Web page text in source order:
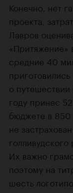
Конечно, нет
проекта,
Лавров
«Притяжение»
средние 40
о
году принес
бюджете в
не
Их важно
поэтому на
шесть